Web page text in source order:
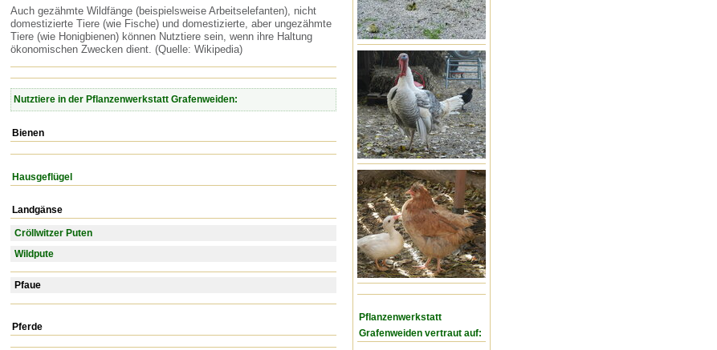
Auch gezähmte Wildfänge (beispielsweise Arbeitselefanten), nicht
domestizierte Tiere (wie Fische) und domestizierte, aber ungezähmte
Tiere (wie Honigbienen) können Nutztiere sein, wenn ihre Haltung
ökonomischen Zwecken dient. (Quelle: Wikipedia)
Nutztiere in der Pflanzenwerkstatt Grafenweiden:
Bienen
Hausgeflügel
Landgänse
Cröllwitzer Puten
Wildpute
Pfaue
Pferde
Pflanzenwerkstatt
Grafenweiden vertraut auf: